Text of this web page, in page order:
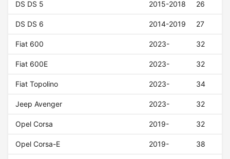
DS DS 5 2015-2018 26
DS DS 6 2014-2019 27
Fiat 600 2023- 32
Fiat 600E 2023- 32
Fiat Topolino 2023- 34
Jeep Avenger 2023- 32
Opel Corsa 2019- 32
Opel Corsa-E 2019- 38